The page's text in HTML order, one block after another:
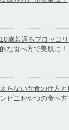
10歳若返るブロッコ
的な食べ方で美肌に！
太らない間食の仕方
ンビニおやつの食べ方